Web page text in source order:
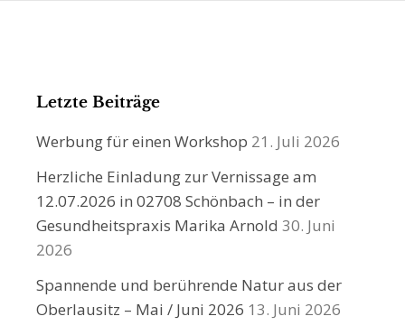
Letzte Beiträge
Werbung für einen Workshop 21. Juli 2026
Herzliche Einladung zur Vernissage am
12.07.2026 in 02708 Schönbach – in der
Gesundheitspraxis Marika Arnold 30. Juni
2026
Spannende und berührende Natur aus der
Oberlausitz – Mai / Juni 2026 13. Juni 2026